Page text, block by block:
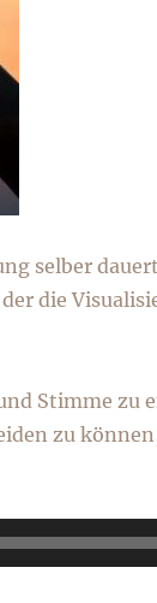
selber
die
Stimme zu
zu